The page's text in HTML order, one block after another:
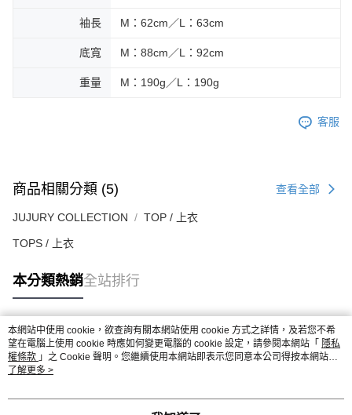
袖長 M：62cm／L：63cm
底寬 M：88cm／L：92cm
重量 M：190g／L：190g
客服
商品相關分類 (5) 查看全部
JUJURY COLLECTION TOP / 上衣
TOPS / 上衣
本分類熱銷全站排行
熱門標籤
本網站中使用 cookie，欲查詢有關本網站使用 cookie 方式之詳情，及若您不希
望在電腦上使用 cookie 時應如何變更電腦的 cookie 設定，請參閱本網站「 隱私
權條款 」之 Cookie 聲明。您繼續使用本網站即表示您同意本公司得按本網站使
用條款之 Cookie 聲明使用 cookie。
了解更多 >